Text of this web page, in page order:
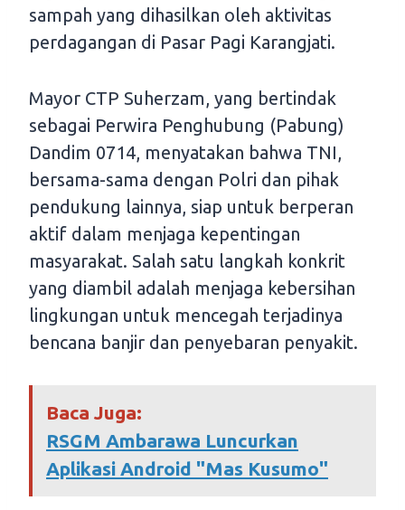
sampah yang dihasilkan oleh aktivitas
perdagangan di Pasar Pagi Karangjati.
Mayor CTP Suherzam, yang bertindak
sebagai Perwira Penghubung (Pabung)
Dandim 0714, menyatakan bahwa TNI,
bersama-sama dengan Polri dan pihak
pendukung lainnya, siap untuk berperan
aktif dalam menjaga kepentingan
masyarakat. Salah satu langkah konkrit
yang diambil adalah menjaga kebersihan
lingkungan untuk mencegah terjadinya
bencana banjir dan penyebaran penyakit.
Baca Juga:
RSGM Ambarawa Luncurkan
Aplikasi Android "Mas Kusumo"